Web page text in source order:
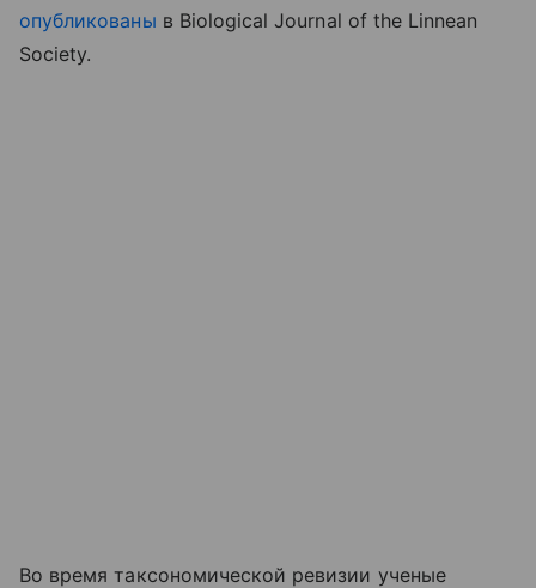
опубликованы в Biological Journal of the Linnean
Society.
Во время таксономической ревизии ученые